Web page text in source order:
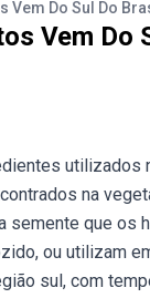
Vem Do Sul Do
Vem Do
utilizados
na
semente que os
ou utilizam
sul, com